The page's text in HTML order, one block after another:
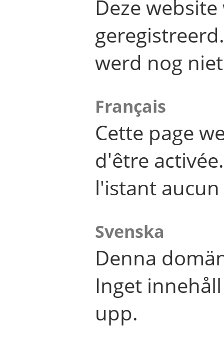
Deze
werd nog
Français
Cette page
d'être
l'istant
Svenska
Denna
Inget
upp.